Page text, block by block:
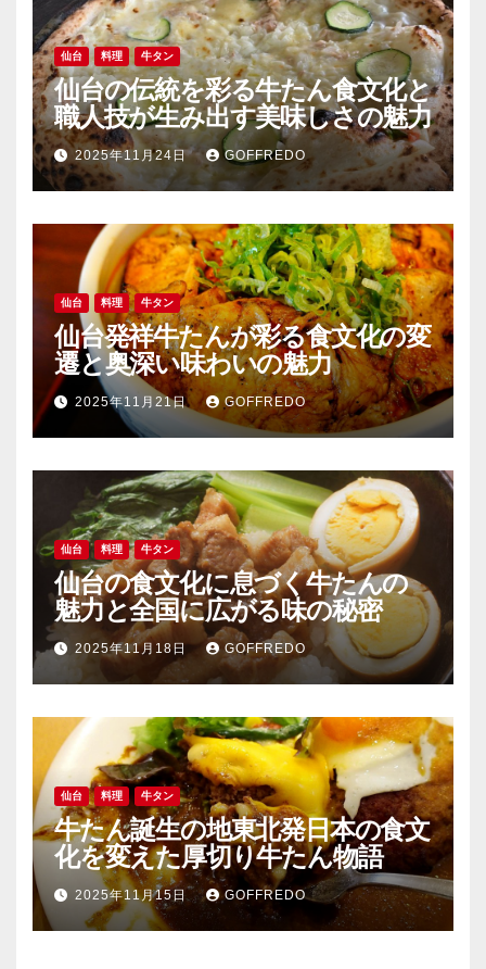
仙台 料理 牛タン
仙台の伝統を彩る牛たん食文化と
職人技が生み出す美味しさの魅力
2025年11月24日 GOFFREDO
仙台 料理 牛タン
仙台発祥牛たんが彩る食文化の変
遷と奥深い味わいの魅力
2025年11月21日 GOFFREDO
仙台 料理 牛タン
仙台の食文化に息づく牛たんの
魅力と全国に広がる味の秘密
2025年11月18日 GOFFREDO
仙台 料理 牛タン
牛たん誕生の地東北発日本の食文
化を変えた厚切り牛たん物語
2025年11月15日 GOFFREDO